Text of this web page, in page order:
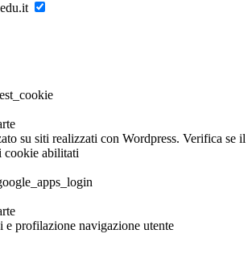
su siti realizzati con Wordpress. Verifica se il
cookie abilitati
e profilazione navigazione utente